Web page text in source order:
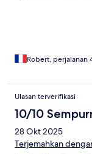
vraiment pas à côté
comme Muratpaşa
l’hôtel n’est pas
profitent des
Robert, perjalanan
Ulasan terverifikasi
10/10
28 Okt 2025
Terjemahkan